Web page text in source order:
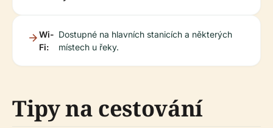
Wi-
Fi:
Dostupné na hlavních stanicích a některých
místech u řeky.
Tipy na cestování